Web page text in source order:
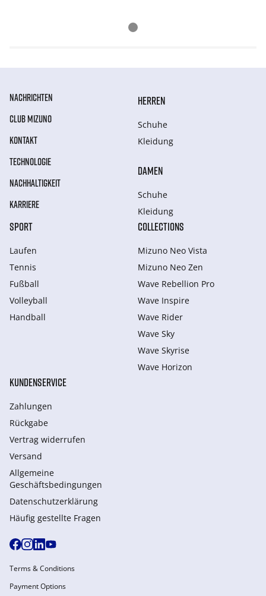
NACHRICHTEN
CLUB MIZUNO
KONTAKT
TECHNOLOGIE
NACHHALTIGKEIT
KARRIERE
HERREN
Schuhe
Kleidung
DAMEN
Schuhe
Kleidung
SPORT
Laufen
Tennis
Fußball
Volleyball
Handball
COLLECTIONS
Mizuno Neo Vista
Mizuno Neo Zen
Wave Rebellion Pro
Wave Inspire
Wave Rider
Wave Sky
Wave Skyrise
Wave Horizon
KUNDENSERVICE
Zahlungen
Rückgabe
Vertrag widerrufen
Versand
Allgemeine
Geschäftsbedingungen
Datenschutzerklärung
Häufig gestellte Fragen
Terms & Conditions
Payment Options